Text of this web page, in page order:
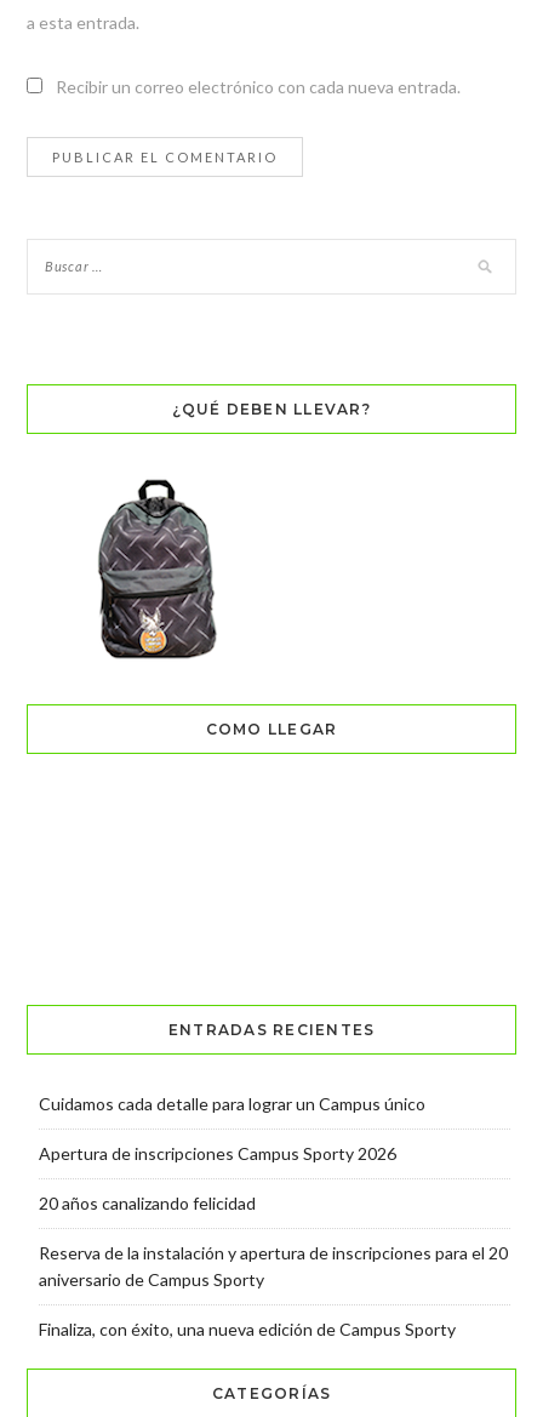
a esta entrada.
Recibir un correo electrónico con cada nueva entrada.
¿QUÉ DEBEN LLEVAR?
COMO LLEGAR
ENTRADAS RECIENTES
Cuidamos cada detalle para lograr un Campus único
Apertura de inscripciones Campus Sporty 2026
20 años canalizando felicidad
Reserva de la instalación y apertura de inscripciones para el 20
aniversario de Campus Sporty
Finaliza, con éxito, una nueva edición de Campus Sporty
CATEGORÍAS